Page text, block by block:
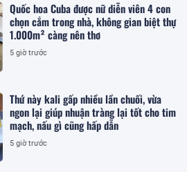
Quốc hoa Cuba được nữ diễn viên 4 con
chọn cắm trong nhà, không gian biệt thự
1.000m² càng nên thơ
5 giờ trước
Thứ này kali gấp nhiều lần chuối, vừa
ngon lại giúp nhuận tràng lại tốt cho tim
mạch, nấu gì cũng hấp dẫn
5 giờ trước